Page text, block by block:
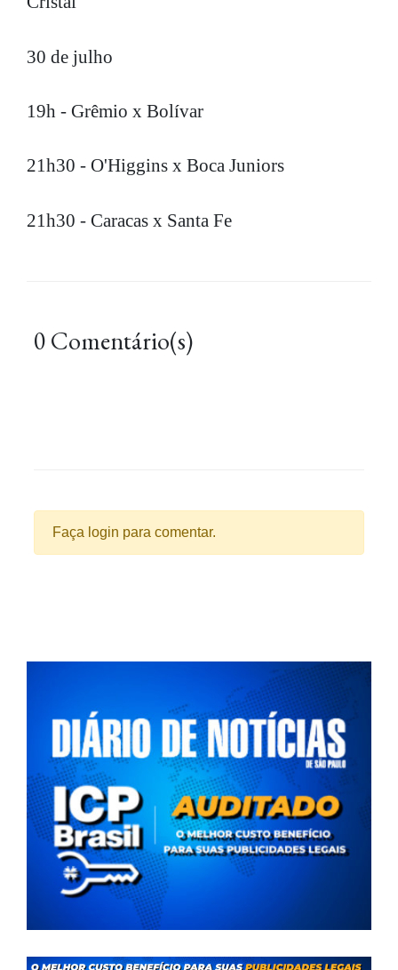
30 de julho
19h - Grêmio x Bolívar
21h30 - O'Higgins x Boca Juniors
21h30 - Caracas x Santa Fe
0 Comentário(s)
Faça login para comentar.